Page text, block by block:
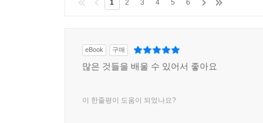
1 2 3 4 5 6
eBook 구매
많은 것들을 배울 수 있어서 좋아요
이 한줄평이 도움이 되었나요?